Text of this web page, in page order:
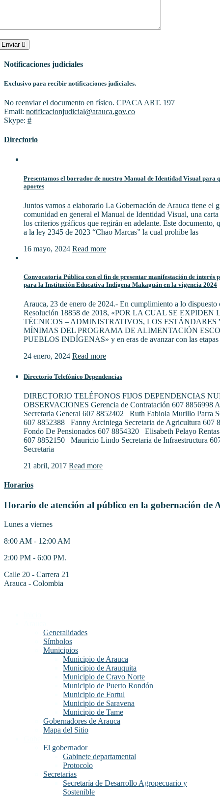
Enviar
Notificaciones judiciales
Exclusivo para recibir notificaciones judiciales.
No reenviar el documento en físico. CPACA ART. 197
Email: notificacionjudicial@arauca.gov.co
Skype: #
Directorio
Presentamos el borrador de nuestro Manual de Identidad Visual para
aportes
Juntos vamos a elaborarlo La Gobernación de Arauca tiene el
comunidad en general el Manual de Identidad Visual, una
los criterios gráficos que regirán en adelante. Este documento,
a la ley 2345 de 2023 “Chao Marcas” la cual prohíbe las
16 mayo, 2024 Read more
Convocatoria Pública con el fin de presentar manifestación de interés
para la Institución Educativa Indígena Makaguán en la vigencia 2024
Arauca, 23 de enero de 2024.- En cumplimiento a lo dispuesto
Resolución 18858 de 2018, «POR LA CUAL SE
TÉCNICOS – ADMINISTRATIVOS, LOS ESTÁNDARES
MÍNIMAS DEL PROGRAMA DE ALIMENTACIÓN
PUEBLOS INDÍGENAS» y en eras de avanzar con las etapas
24 enero, 2024 Read more
Directorio Telefónico Dependencias
DIRECTORIO TELÉFONOS FIJOS DEPENDENCIAS
OBSERVACIONES Gerencia de Contratación 607 8856998
Secretaria General 607 8852402 Ruth Fabiola Murillo Parra
607 8852388 Fanny Arciniega Secretaria de Agricultura 607
Fondo De Pensionados 607 8854320 Elisabeth Pelayo
607 8852150 Mauricio Lindo Secretaria de Infraestructura
Secretaria
21 abril, 2017 Read more
Horarios
Horario de atención al público en la gobernación de
Lunes a viernes
8:00 AM - 12:00 AM
2:00 PM - 6:00 PM.
Calle 20 - Carrera 21
Arauca - Colombia
Generalidades
Símbolos
Municipios
Municipio de Arauca
Municipio de Arauquita
Municipio de Cravo Norte
Municipio de Puerto Rondón
Municipio de Fortul
Municipio de Saravena
Municipio de Tame
Gobernadores de Arauca
Mapa del Sitio
El gobernador
Gabinete departamental
Protocolo
Secretarias
Secretaría de Desarrollo Agropecuario y
Sostenible